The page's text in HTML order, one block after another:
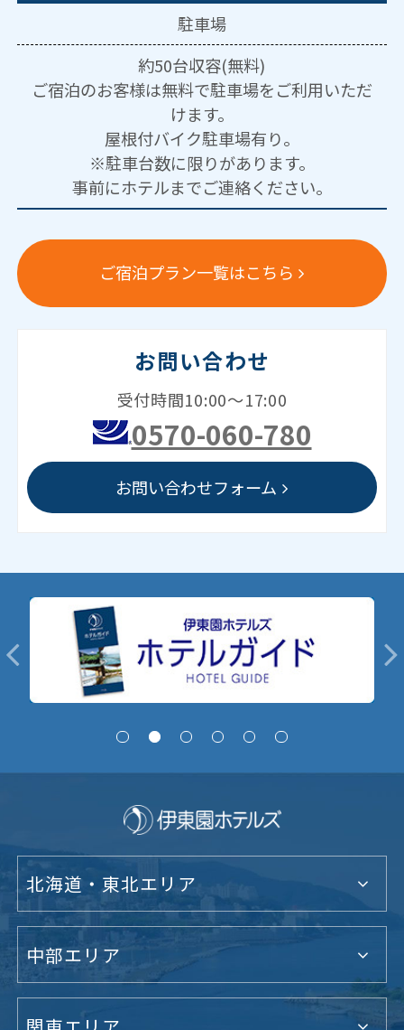
駐車場
約50台収容(無料)
ご宿泊のお客様は無料で駐車場をご利用いただ
けます。
屋根付バイク駐車場有り。
※駐車台数に限りがあります。
事前にホテルまでご連絡ください。
ご宿泊プラン一覧はこちら
お問い合わせ
受付時間10:00～17:00
0570-060-780
お問い合わせフォーム
北海道・東北エリア
中部エリア